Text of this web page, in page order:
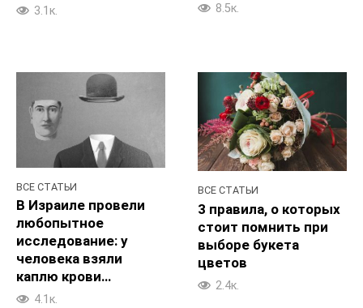
3.1к. 8.5к.
ВСЕ СТАТЬИ
В Израиле провели
любопытное
исследование: у
человека взяли
каплю крови…
4.1к.
ВСЕ СТАТЬИ
3 правила, о которых
стоит помнить при
выборе букета
цветов
2.4к.